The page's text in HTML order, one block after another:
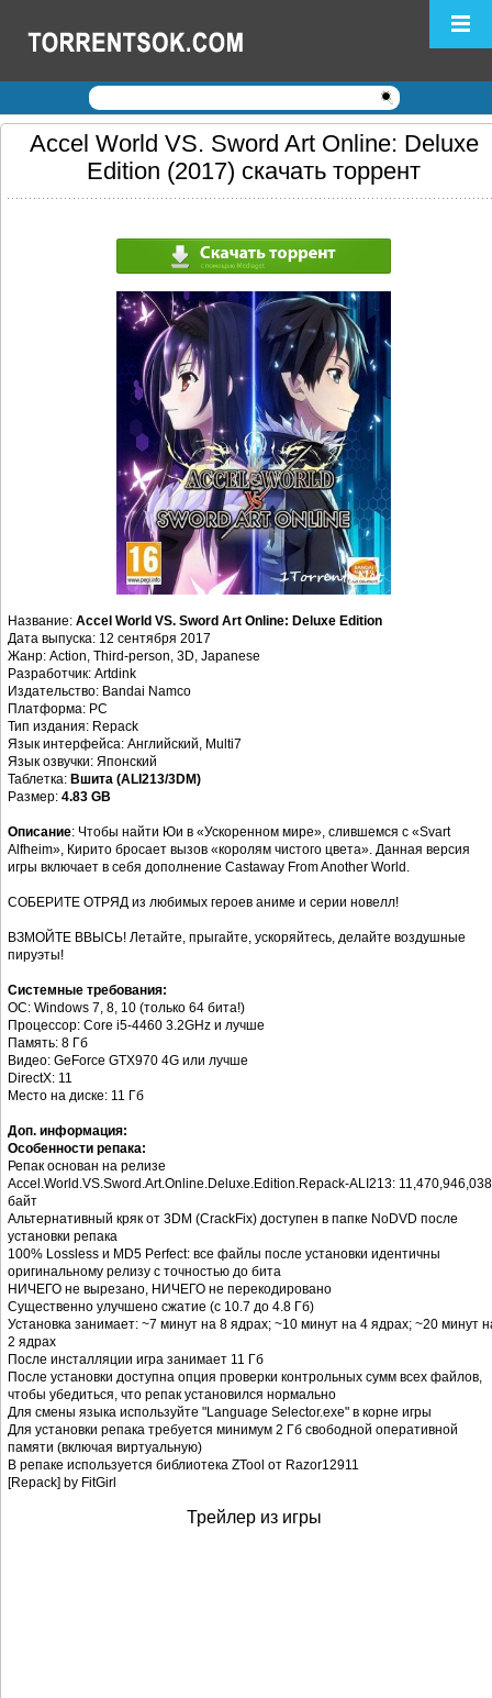
Логин: Пароль:
Регистрация |Забыли пароль?
Accel World VS. Sword Art Online: Deluxe
Edition (2017) скачать торрент
Название: Accel World VS. Sword Art Online: Deluxe Edition
Дата выпуска: 12 сентября 2017
Жанр: Action, Third-person, 3D, Japanese
Разработчик: Artdink
Издательство: Bandai Namco
Платформа: PC
Тип издания: Repack
Язык интерфейса: Английский, Multi7
Язык озвучки: Японский
Таблетка: Вшита (ALI213/3DM)
Размер: 4.83 GB
Описание: Чтобы найти Юи в «Ускоренном мире», слившемся с «Svart
Alfheim», Кирито бросает вызов «королям чистого цвета». Данная версия
игры включает в себя дополнение Castaway From Another World.
СОБЕРИТЕ ОТРЯД из любимых героев аниме и серии новелл!
ВЗМОЙТЕ ВВЫСЬ! Летайте, прыгайте, ускоряйтесь, делайте воздушные
пируэты!
Системные требования:
ОС: Windows 7, 8, 10 (только 64 бита!)
Процессор: Core i5-4460 3.2GHz и лучше
Память: 8 Гб
Видео: GeForce GTX970 4G или лучше
DirectX: 11
Место на диске: 11 Гб
Доп. информация:
Особенности репака:
Репак основан на релизе
Accel.World.VS.Sword.Art.Online.Deluxe.Edition.Repack-ALI213: 11,470,946,038
байт
Альтернативный кряк от 3DM (CrackFix) доступен в папке NoDVD после
установки репака
100% Lossless и MD5 Perfect: все файлы после установки идентичны
оригинальному релизу с точностью до бита
НИЧЕГО не вырезано, НИЧЕГО не перекодировано
Существенно улучшено сжатие (с 10.7 до 4.8 Гб)
Установка занимает: ~7 минут на 8 ядрах; ~10 минут на 4 ядрах; ~20 минут
2 ядрах
После инсталляции игра занимает 11 Гб
После установки доступна опция проверки контрольных сумм всех файлов,
чтобы убедиться, что репак установился нормально
Для смены языка используйте "Language Selector.exe" в корне игры
Для установки репака требуется минимум 2 Гб свободной оперативной
памяти (включая виртуальную)
В репаке используется библиотека ZTool от Razor12911
[Repack] by FitGirl
Трейлер из игры